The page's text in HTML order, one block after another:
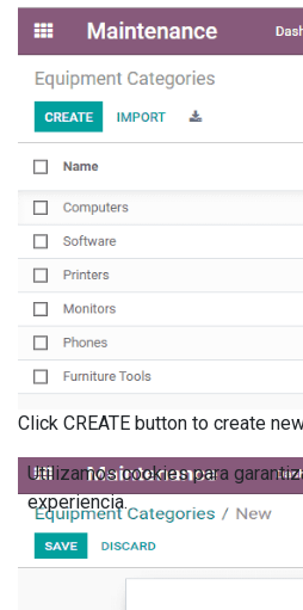
Click CREATE button to create
Utilizamos cookies para
experiencia.